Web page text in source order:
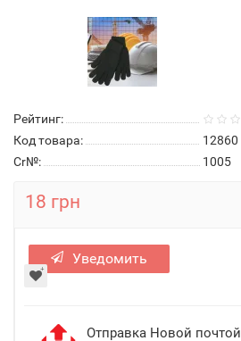
Рейтинг:
Код товара:
12860
Cr№:
1005
18 грн
Уведомить
Отправка Новой почтой